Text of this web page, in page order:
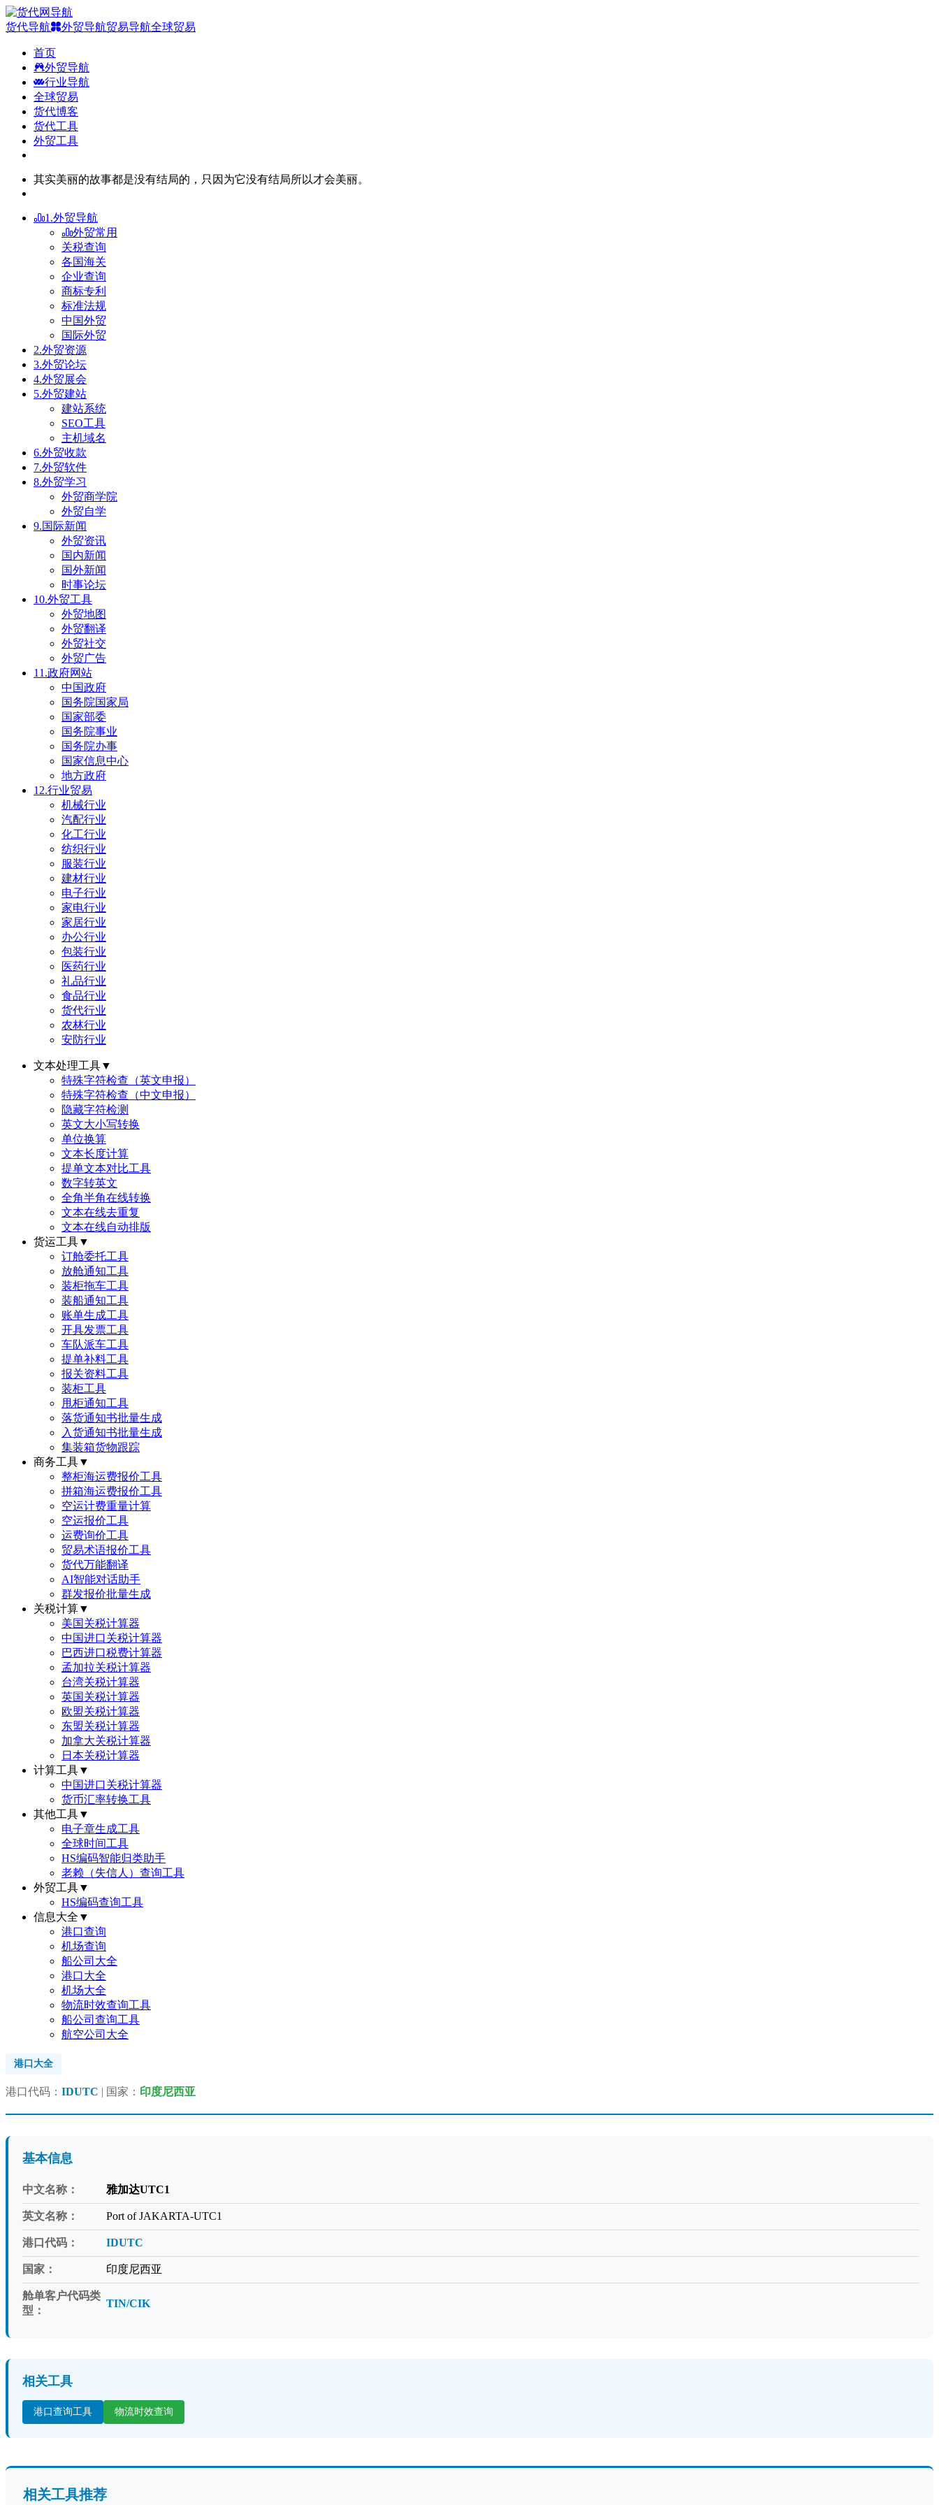
货代导航 外贸导航贸易导航全球贸易
首页
外贸导航
行业导航
全球贸易
货代博客
货代工具
外贸工具
其实美丽的故事都是没有结局的，只因为它没有结局所以才会美丽。
1.外贸导航
外贸常用
关税查询
各国海关
企业查询
商标专利
标准法规
中国外贸
国际外贸
2.外贸资源
3.外贸论坛
4.外贸展会
5.外贸建站
建站系统
SEO工具
主机域名
6.外贸收款
7.外贸软件
8.外贸学习
外贸商学院
外贸自学
9.国际新闻
外贸资讯
国内新闻
国外新闻
时事论坛
10.外贸工具
外贸地图
外贸翻译
外贸社交
外贸广告
11.政府网站
中国政府
国务院国家局
国家部委
国务院事业
国务院办事
国家信息中心
地方政府
12.行业贸易
机械行业
汽配行业
化工行业
纺织行业
服装行业
建材行业
电子行业
家电行业
家居行业
办公行业
包装行业
医药行业
礼品行业
食品行业
货代行业
农林行业
安防行业
文本处理工具▼
特殊字符检查（英文申报）
特殊字符检查（中文申报）
隐藏字符检测
英文大小写转换
单位换算
文本长度计算
提单文本对比工具
数字转英文
全角半角在线转换
文本在线去重复
文本在线自动排版
货运工具▼
订舱委托工具
放舱通知工具
装柜拖车工具
装船通知工具
账单生成工具
开具发票工具
车队派车工具
提单补料工具
报关资料工具
装柜工具
甩柜通知工具
落货通知书批量生成
入货通知书批量生成
集装箱货物跟踪
商务工具▼
整柜海运费报价工具
拼箱海运费报价工具
空运计费重量计算
空运报价工具
运费询价工具
贸易术语报价工具
货代万能翻译
AI智能对话助手
群发报价批量生成
关税计算▼
美国关税计算器
中国进口关税计算器
巴西进口税费计算器
孟加拉关税计算器
台湾关税计算器
英国关税计算器
欧盟关税计算器
东盟关税计算器
加拿大关税计算器
日本关税计算器
计算工具▼
中国进口关税计算器
货币汇率转换工具
其他工具▼
电子章生成工具
全球时间工具
HS编码智能归类助手
老赖（失信人）查询工具
外贸工具▼
HS编码查询工具
信息大全 ▼
港口查询
机场查询
船公司大全
港口大全
机场大全
物流时效查询工具
船公司查询工具
航空公司大全
港口大全
港口代码： IDUTC | 国家： 印度尼西亚
基本信息
中文名称： 雅加达UTC1
英文名称： Port of JAKARTA-UTC1
港口代码： IDUTC
国家： 印度尼西亚
舱单客户代码类
型：
TIN/CIK
相关工具
港口查询工具 物流时效查询
相关工具推荐